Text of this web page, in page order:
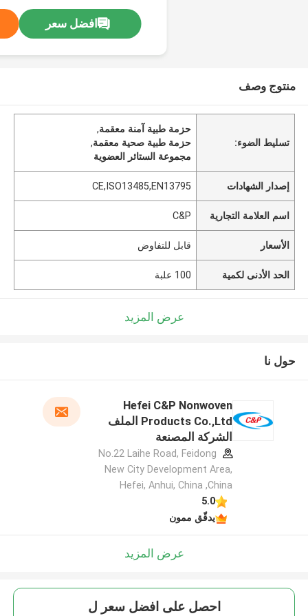
افضل سعر
منتوج وصف
تسليط الضوء:
حزمة طبية آمنة معقمة,
حزمة طبية صحية معقمة,
مجموعة الستائر العضوية
إصدار الشهادات CE,ISO13485,EN13795
اسم العلامة التجارية C&P
الأسعار قابل للتفاوض
الحد الأدنى لكمية 100 علبة
عرض المزيد
حول نا
Hefei C&P Nonwoven
Products Co.,Ltd الملف
الشركة المصنعة
No.22 Laihe Road, Feidong
New City Development Area,
Hefei, Anhui, China ,China
5.0
يدقّق ممون
عرض المزيد
احصل على افضل سعر ل